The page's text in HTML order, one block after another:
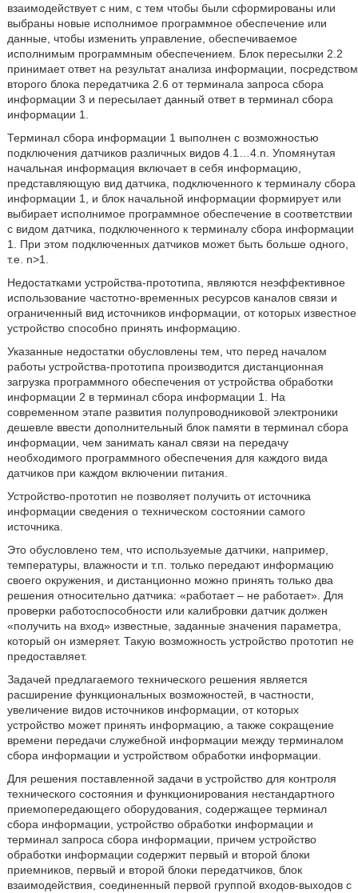
взаимодействует с ним, с тем чтобы были сформированы или
выбраны новые исполнимое программное обеспечение или
данные, чтобы изменить управление, обеспечиваемое
исполнимым программным обеспечением. Блок пересылки 2.2
принимает ответ на результат анализа информации, посредством
второго блока передатчика 2.6 от терминала запроса сбора
информации 3 и пересылает данный ответ в терминал сбора
информации 1.
Терминал сбора информации 1 выполнен с возможностью
подключения датчиков различных видов 4.1…4.n. Упомянутая
начальная информация включает в себя информацию,
представляющую вид датчика, подключенного к терминалу сбора
информации 1, и блок начальной информации формирует или
выбирает исполнимое программное обеспечение в соответствии
с видом датчика, подключенного к терминалу сбора информации
1. При этом подключенных датчиков может быть больше одного,
т.е. n>1.
Недостатками устройства-прототипа, являются неэффективное
использование частотно-временных ресурсов каналов связи и
ограниченный вид источников информации, от которых известное
устройство способно принять информацию.
Указанные недостатки обусловлены тем, что перед началом
работы устройства-прототипа производится дистанционная
загрузка программного обеспечения от устройства обработки
информации 2 в терминал сбора информации 1. На
современном этапе развития полупроводниковой электроники
дешевле ввести дополнительный блок памяти в терминал сбора
информации, чем занимать канал связи на передачу
необходимого программного обеспечения для каждого вида
датчиков при каждом включении питания.
Устройство-прототип не позволяет получить от источника
информации сведения о техническом состоянии самого
источника.
Это обусловлено тем, что используемые датчики, например,
температуры, влажности и т.п. только передают информацию
своего окружения, и дистанционно можно принять только два
решения относительно датчика: «работает – не работает». Для
проверки работоспособности или калибровки датчик должен
«получить на вход» известные, заданные значения параметра,
который он измеряет. Такую возможность устройство прототип не
предоставляет.
Задачей предлагаемого технического решения является
расширение функциональных возможностей, в частности,
увеличение видов источников информации, от которых
устройство может принять информацию, а также сокращение
времени передачи служебной информации между терминалом
сбора информации и устройством обработки информации.
Для решения поставленной задачи в устройство для контроля
технического состояния и функционирования нестандартного
приемопередающего оборудования, содержащее терминал
сбора информации, устройство обработки информации и
терминал запроса сбора информации, причем устройство
обработки информации содержит первый и второй блоки
приемников, первый и второй блоки передатчиков, блок
взаимодействия, соединенный первой группой входов-выходов с